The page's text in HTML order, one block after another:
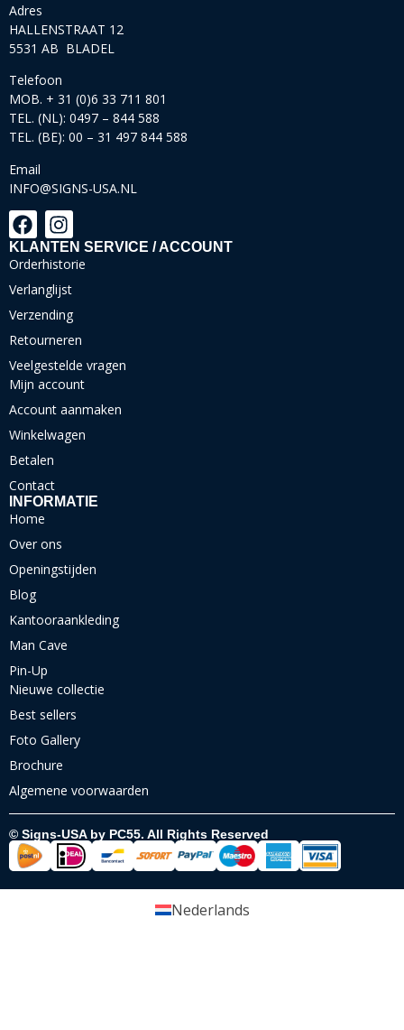
Adres
HALLENSTRAAT 12
5531 AB BLADEL
Telefoon
MOB. + 31 (0)6 33 711 801
TEL. (NL): 0497 – 844 588
TEL. (BE): 00 – 31 497 844 588
Email
INFO@SIGNS-USA.NL
KLANTEN SERVICE / ACCOUNT
Orderhistorie
Verlanglijst
Verzending
Retourneren
Veelgestelde vragen
Mijn account
Account aanmaken
Winkelwagen
Betalen
Contact
INFORMATIE
Home
Over ons
Openingstijden
Blog
Kantooraankleding
Man Cave
Pin-Up
Nieuwe collectie
Best sellers
Foto Gallery
Brochure
Algemene voorwaarden
© Signs-USA by PC55. All Rights Reserved
Nederlands